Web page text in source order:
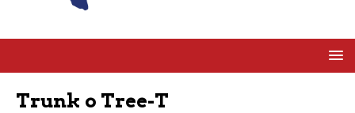
Trunk o Tree-T